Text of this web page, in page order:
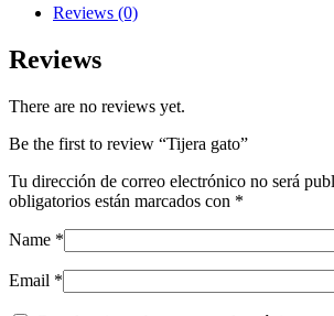
Reviews (0)
Reviews
There are no reviews yet.
Be the first to review “Tijera gato”
Tu dirección de correo electrónico no será
obligatorios están marcados con *
Name *
Email *